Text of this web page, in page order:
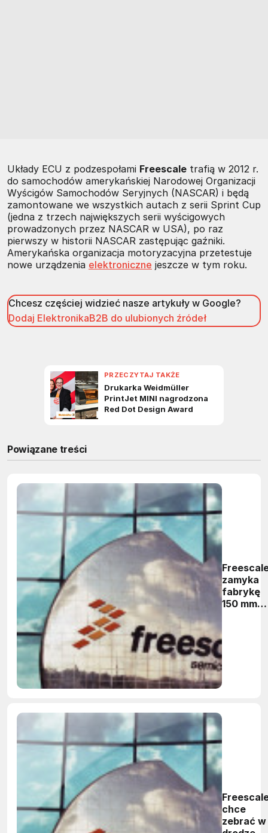
Układy ECU z podzespołami Freescale trafią w 2012 r.
do samochodów amerykańskiej Narodowej Organizacji
Wyścigów Samochodów Seryjnych (NASCAR) i będą
zamontowane we wszystkich autach z serii Sprint Cup
(jedna z trzech największych serii wyścigowych
prowadzonych przez NASCAR w USA), po raz
pierwszy w historii NASCAR zastępując gaźniki.
Amerykańska organizacja motoryzacyjna przetestuje
nowe urządzenia elektroniczne jeszcze w tym roku.
Chcesz częściej widzieć nasze artykuły w Google?
Dodaj ElektronikaB2B do ulubionych źródeł
Powiązane treści
zamyka
fabrykę
150 mm
chce
zebrać w